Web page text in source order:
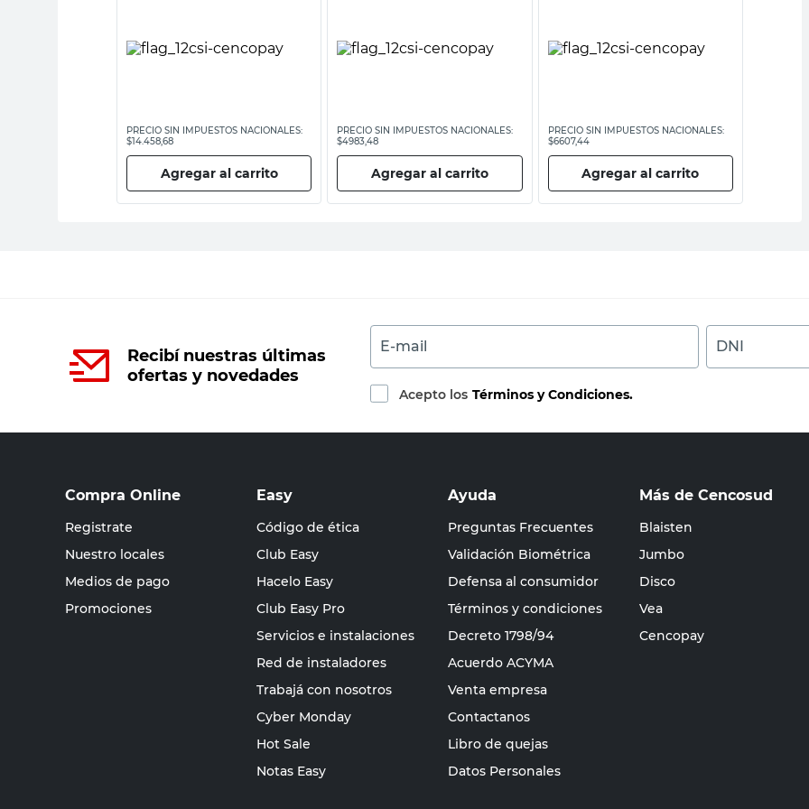
PRECIO SIN IMPUESTOS NACIONALES:
$14.458,68
Agregar al carrito
PRECIO SIN IMPUESTOS NACIONALES:
$4983,48
Agregar al carrito
PRECIO SIN IMPUESTOS NACIONALES:
$6607,44
Agregar al carrito
Recibí nuestras últimas
ofertas y novedades
E-mail DNI
Acepto los Términos y Condiciones.
Compra Online
Registrate
Nuestro locales
Medios de pago
Promociones
Easy
Código de ética
Club Easy
Hacelo Easy
Club Easy Pro
Servicios e instalaciones
Red de instaladores
Trabajá con nosotros
Cyber Monday
Hot Sale
Notas Easy
Ayuda
Preguntas Frecuentes
Validación Biométrica
Defensa al consumidor
Términos y condiciones
Decreto 1798/94
Acuerdo ACYMA
Venta empresa
Contactanos
Libro de quejas
Datos Personales
Más de Cencosud
Blaisten
Jumbo
Disco
Vea
Cencopay